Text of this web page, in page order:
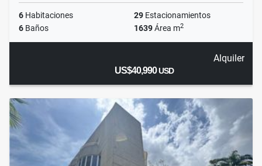
6 Habitaciones 29 Estacionamientos
6 Baños 1639Área m2
Alquiler
US$40,990USD